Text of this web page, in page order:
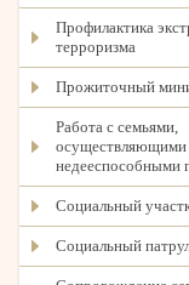
Профилактика
терроризма
Прожиточный
Работа с семьями,
осуществляющими
недееспособными
Социальный
Социальный